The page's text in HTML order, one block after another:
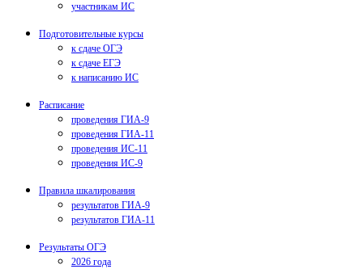
участникам ИС
Подготовительные курсы
к сдаче ОГЭ
к сдаче ЕГЭ
к написанию ИС
Расписание
проведения ГИА-9
проведения ГИА-11
проведения ИС-11
проведения ИС-9
Правила шкалирования
результатов ГИА-9
результатов ГИА-11
Результаты ОГЭ
2026 года